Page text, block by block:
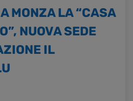
MONZA LA “CASA
NUOVA SEDE
IL